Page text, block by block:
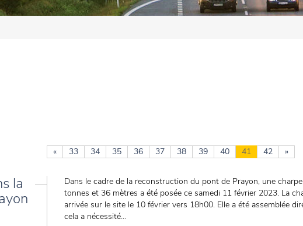
« 33 34 35 36 37 38 39 40 41 42 »
la
Dans le cadre de la reconstruction du pont de Prayon, une
tonnes et 36 mètres a été posée ce samedi 11 février 2023. La
arrivée sur le site le 10 février vers 18h00. Elle a été assemblée
cela a nécessité...